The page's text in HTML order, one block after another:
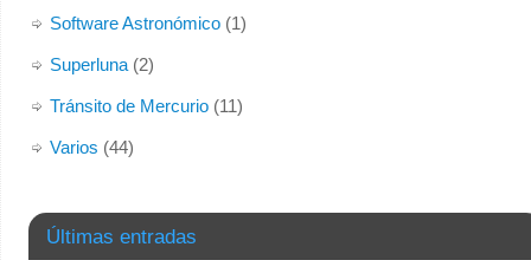
Software Astronómico(1)
Superluna(2)
Tránsito de Mercurio(11)
Varios (44)
Últimas entradas